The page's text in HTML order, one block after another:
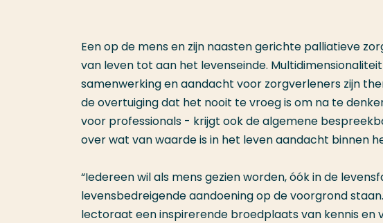
Een op de mens en zijn naasten gerichte palliatieve
van leven tot aan het levenseinde.
samenwerking en aandacht voor zorgverleners zijn
de overtuiging dat het nooit te vroeg is om na te
voor professionals - krijgt ook de algemene
over wat van waarde is in het leven aandacht binnen
“Iedereen wil als mens gezien worden, óók in de
levensbedreigende aandoening op de voorgrond
lectoraat een inspirerende broedplaats van kennis en